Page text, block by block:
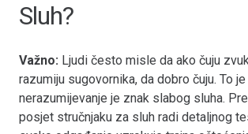
Sluh?
Važno: Ljudi često misle da ako čuju
razumiju sugovornika, da dobro čuju. To
nerazumijevanje je znak slabog sluha.
posjet stručnjaku za sluh radi detaljnog